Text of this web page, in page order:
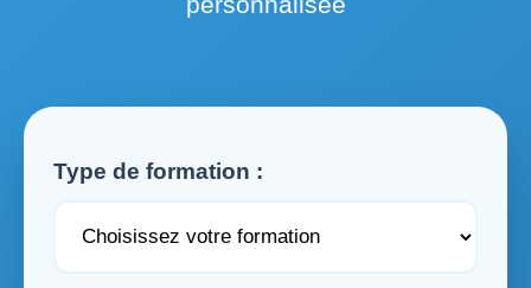
Type de formation :